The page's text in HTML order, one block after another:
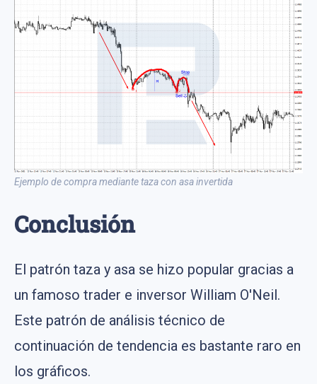
Ejemplo de compra mediante taza con asa invertida
Conclusión
El patrón taza y asa se hizo popular gracias a
un famoso trader e inversor William O'Neil.
Este patrón de análisis técnico de
continuación de tendencia es bastante raro en
los gráficos.